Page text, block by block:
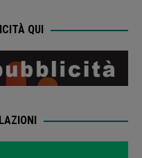
QUI